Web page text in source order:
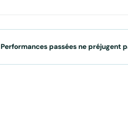
Performances passées ne préjugent